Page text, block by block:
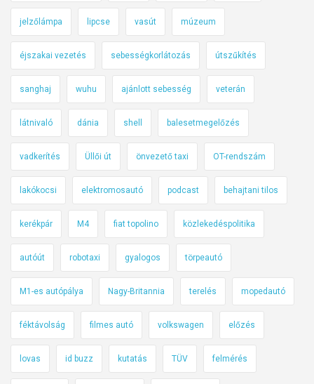
jelzőlámpa lipcse vasút múzeum
éjszakai vezetés sebességkorlátozás útszűkítés
sanghaj wuhu ajánlott sebesség veterán
látnivaló dánia shell balesetmegelőzés
vadkerítés Üllői út önvezető taxi OT-rendszám
lakókocsi elektromosautó podcast behajtani tilos
kerékpár M4 fiat topolino közlekedéspolitika
autóút robotaxi gyalogos törpeautó
M1-es autópálya Nagy-Britannia terelés mopedautó
féktávolság filmes autó volkswagen előzés
lovas id buzz kutatás TÜV felmérés